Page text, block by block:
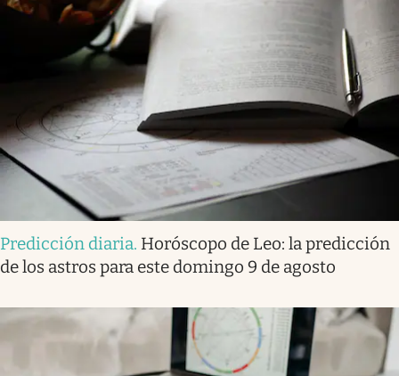
Predicción diaria. Horóscopo de Leo: la predicción
de los astros para este domingo 9 de agosto